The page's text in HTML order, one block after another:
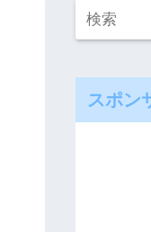
スポン